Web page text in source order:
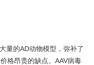
量的AD动物模型，弥补了
格昂贵的缺点。AAV病毒